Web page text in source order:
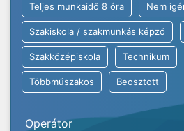
Teljes munkaidő 8 óra Nem
Szakiskola / szakmunkás képző
Szakközépiskola Technikum
Többműszakos Beosztott
Operátor